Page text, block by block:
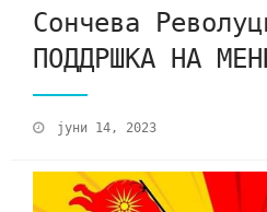
Сончева
ПОДДРШКА НА
јуни 14, 2023